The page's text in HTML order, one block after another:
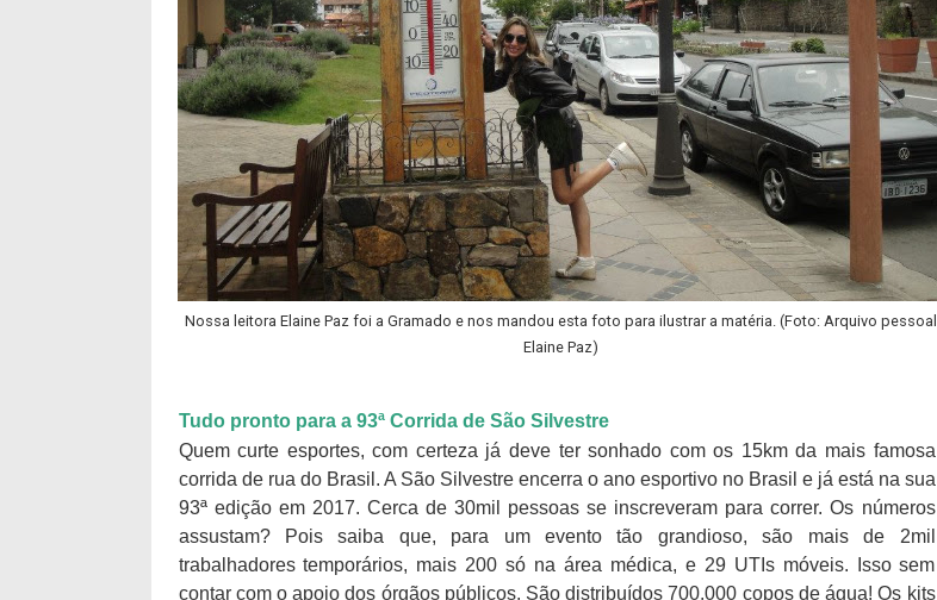
Nossa leitora Elaine Paz foi a Gramado e nos mandou esta foto para ilustrar a matéria. (Foto: Arquivo pessoal
Elaine Paz)
Tudo pronto para a 93ª Corrida de São Silvestre
Quem curte esportes, com certeza já deve ter sonhado com os 15km da mais famosa
corrida de rua do Brasil. A São Silvestre encerra o ano esportivo no Brasil e já está na sua
93ª edição em 2017. Cerca de 30mil pessoas se inscreveram para correr. Os números
assustam? Pois saiba que, para um evento tão grandioso, são mais de 2mil
trabalhadores temporários, mais 200 só na área médica, e 29 UTIs móveis. Isso sem
contar com o apoio dos órgãos públicos. São distribuídos 700.000 copos de água! Os kits